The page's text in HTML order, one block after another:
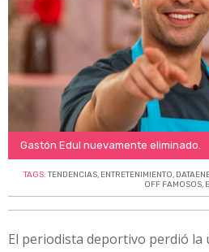
Gastón Edul nuevamente eliminado.
TAGS: TENDENCIAS, ENTRETENIMIENTO,
OFF FAMOSOS,
El periodista deportivo perdió